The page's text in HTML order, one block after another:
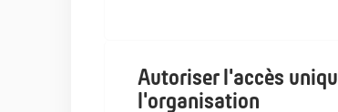
Autoriser l'accès
l'organisation